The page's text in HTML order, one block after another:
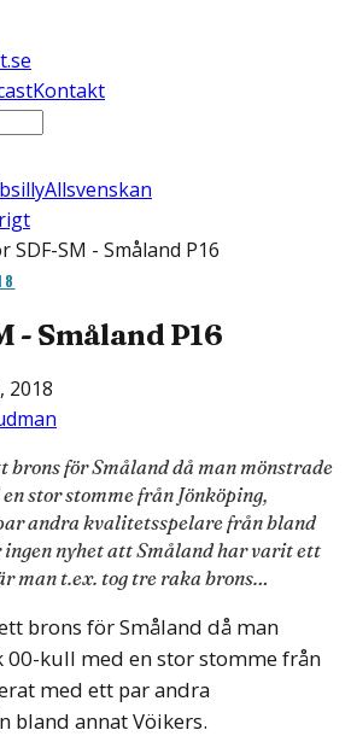
Kontakt
Allsvenskan
SDF-SM - Småland P16
- Småland P16
2018
brons för Småland då man mönstrade
stor stomme från Jönköping,
andra kvalitetsspelare från bland
ingen nyhet att Småland har varit ett
man t.ex. tog tre raka brons…
brons för Småland då man
00-kull med en stor stomme från
med ett par andra
bland annat Vöikers.